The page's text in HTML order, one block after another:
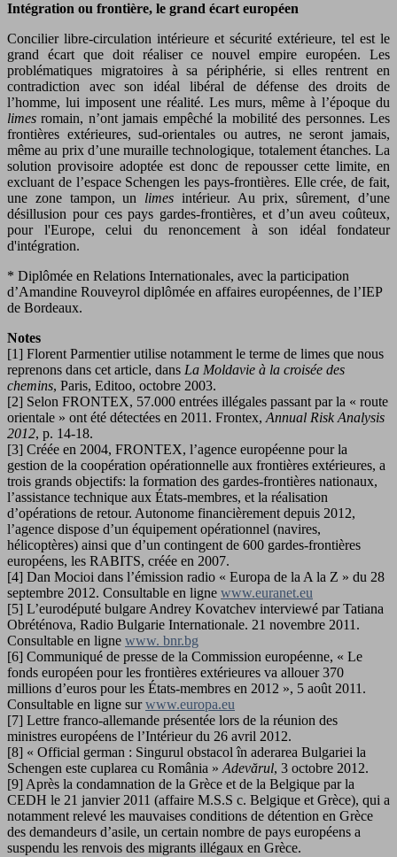
Intégration ou frontière, le grand écart européen
Concilier libre-circulation intérieure et sécurité extérieure, tel est le
grand écart que doit réaliser ce nouvel empire européen. Les
problématiques migratoires à sa périphérie, si elles rentrent en
contradiction avec son idéal libéral de défense des droits de
l’homme, lui imposent une réalité. Les murs, même à l’époque du
limes romain, n’ont jamais empêché la mobilité des personnes. Les
frontières extérieures, sud-orientales ou autres, ne seront jamais,
même au prix d’une muraille technologique, totalement étanches. La
solution provisoire adoptée est donc de repousser cette limite, en
excluant de l’espace Schengen les pays-frontières. Elle crée, de fait,
une zone tampon, un limes intérieur. Au prix, sûrement, d’une
désillusion pour ces pays gardes-frontières, et d’un aveu coûteux,
pour l'Europe, celui du renoncement à son idéal fondateur
d'intégration.
* Diplômée en Relations Internationales, avec la participation
d’Amandine Rouveyrol diplômée en affaires européennes, de l’IEP
de Bordeaux.
Notes
[1] Florent Parmentier utilise notamment le terme de limes que nous
reprenons dans cet article, dans La Moldavie à la croisée des
chemins, Paris, Editoo, octobre 2003.
[2] Selon FRONTEX, 57.000 entrées illégales passant par la « route
orientale » ont été détectées en 2011. Frontex, Annual Risk Analysis
2012, p. 14-18.
[3] Créée en 2004, FRONTEX, l’agence européenne pour la
gestion de la coopération opérationnelle aux frontières extérieures, a
trois grands objectifs: la formation des gardes-frontières nationaux,
l’assistance technique aux États-membres, et la réalisation
d’opérations de retour. Autonome financièrement depuis 2012,
l’agence dispose d’un équipement opérationnel (navires,
hélicoptères) ainsi que d’un contingent de 600 gardes-frontières
européens, les RABITS, créée en 2007.
[4] Dan Mocioi dans l’émission radio « Europa de la A la Z » du 28
septembre 2012. Consultable en ligne www.euranet.eu
[5] L’eurodéputé bulgare Andrey Kovatchev interviewé par Tatiana
Obréténova, Radio Bulgarie Internationale. 21 novembre 2011.
Consultable en ligne www. bnr.bg
[6] Communiqué de presse de la Commission européenne, « Le
fonds européen pour les frontières extérieures va allouer 370
millions d’euros pour les États-membres en 2012 », 5 août 2011.
Consultable en ligne surwww.europa.eu
[7] Lettre franco-allemande présentée lors de la réunion des
ministres européens de l’Intérieur du 26 avril 2012.
[8] « Official german : Singurul obstacol în aderarea Bulgariei la
Schengen este cuplarea cu România » Adevărul, 3 octobre 2012.
[9] Après la condamnation de la Grèce et de la Belgique par la
CEDH le 21 janvier 2011 (affaire M.S.S c. Belgique et Grèce), qui a
notamment relevé les mauvaises conditions de détention en Grèce
des demandeurs d’asile, un certain nombre de pays européens a
suspendu les renvois des migrants illégaux en Grèce.